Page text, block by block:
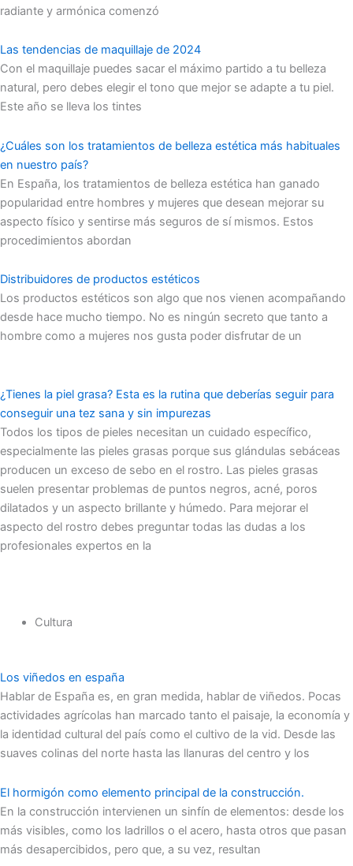
radiante y armónica comenzó
Las tendencias de maquillaje de 2024
Con el maquillaje puedes sacar el máximo partido a tu belleza
natural, pero debes elegir el tono que mejor se adapte a tu piel.
Este año se lleva los tintes
¿Cuáles son los tratamientos de belleza estética más habituales
en nuestro país?
En España, los tratamientos de belleza estética han ganado
popularidad entre hombres y mujeres que desean mejorar su
aspecto físico y sentirse más seguros de sí mismos. Estos
procedimientos abordan
Distribuidores de productos estéticos
Los productos estéticos son algo que nos vienen acompañando
desde hace mucho tiempo. No es ningún secreto que tanto a
hombre como a mujeres nos gusta poder disfrutar de un
¿Tienes la piel grasa? Esta es la rutina que deberías seguir para
conseguir una tez sana y sin impurezas
Todos los tipos de pieles necesitan un cuidado específico,
especialmente las pieles grasas porque sus glándulas sebáceas
producen un exceso de sebo en el rostro. Las pieles grasas
suelen presentar problemas de puntos negros, acné, poros
dilatados y un aspecto brillante y húmedo. Para mejorar el
aspecto del rostro debes preguntar todas las dudas a los
profesionales expertos en la
Cultura
Los viñedos en españa
Hablar de España es, en gran medida, hablar de viñedos. Pocas
actividades agrícolas han marcado tanto el paisaje, la economía y
la identidad cultural del país como el cultivo de la vid. Desde las
suaves colinas del norte hasta las llanuras del centro y los
El hormigón como elemento principal de la construcción.
En la construcción intervienen un sinfín de elementos: desde los
más visibles, como los ladrillos o el acero, hasta otros que pasan
más desapercibidos, pero que, a su vez, resultan